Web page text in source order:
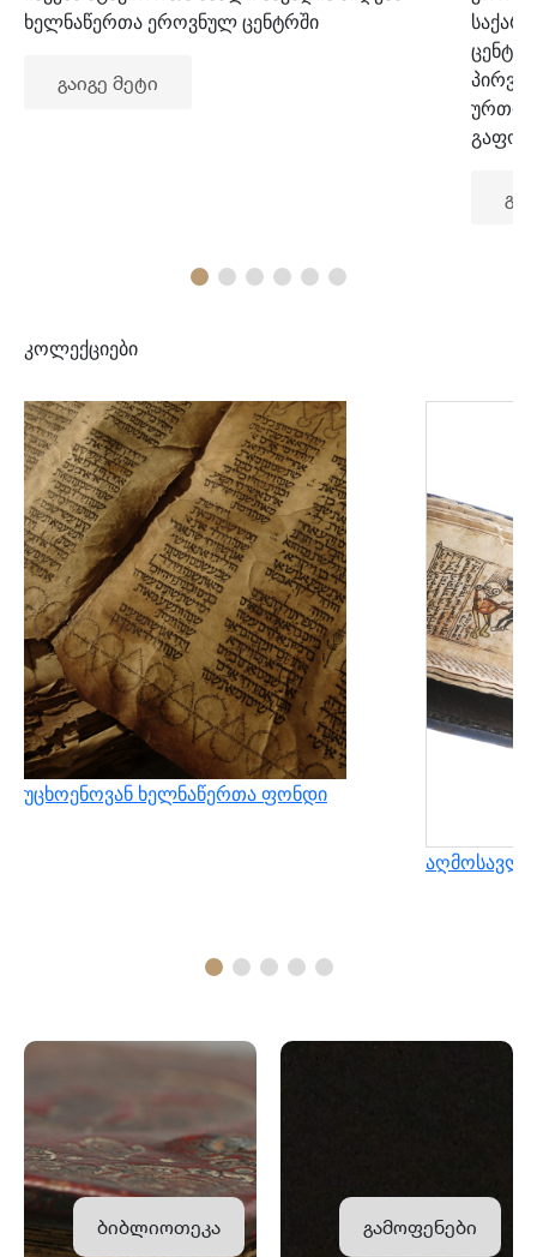
ხელნაწერთა ეროვნულ ცენტრში
გაიგე მეტი
კოლექციები
უცხოენოვან ხელნაწერთა ფონდი
ბიბლიოთეკა გამოფენები